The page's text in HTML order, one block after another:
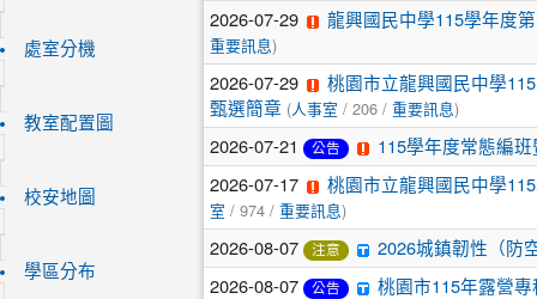
處室分機
教室配置圖
校安地圖
學區分布
2026-07-29 龍興國民中學115學年度
重要訊息)
2026-07-29
桃園市立龍興國民中學
甄選簡章 (人事室 / 206 / 重要訊息)
2026-07-21 公告 115學年度常態編
2026-07-17 桃園市立龍興國民中學
室 / 974 / 重要訊息)
2026-08-07 注意 2026城鎮韌性（防
2026-08-07 公告 桃園市115年露營專